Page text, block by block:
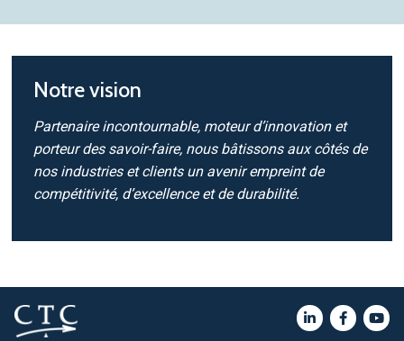
Notre vision
Partenaire incontournable, moteur d’innovation et
porteur des savoir-faire, nous bâtissons aux côtés de
nos industries et clients un avenir empreint de
compétitivité, d’excellence et de durabilité.​